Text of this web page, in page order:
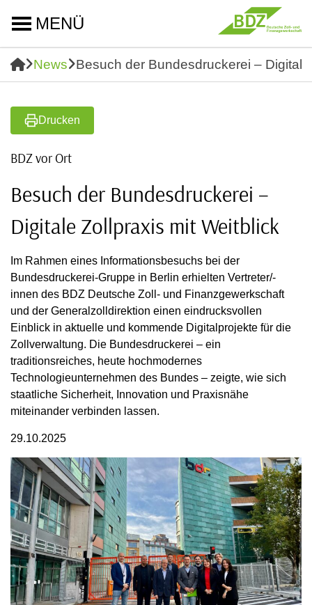
MENÜ
News Besuch der Bundesdruckerei –
Drucken
BDZ vor Ort
Besuch der Bundesdruckerei –
Digitale Zollpraxis mit Weitblick
Im Rahmen eines Informationsbesuchs bei der
Bundesdruckerei-Gruppe in Berlin erhielten Vertreter/-
innen des BDZ Deutsche Zoll- und Finanzgewerkschaft
und der Generalzolldirektion einen eindrucksvollen
Einblick in aktuelle und kommende Digitalprojekte für die
Zollverwaltung. Die Bundesdruckerei – ein
traditionsreiches, heute hochmodernes
Technologieunternehmen des Bundes – zeigte, wie sich
staatliche Sicherheit, Innovation und Praxisnähe
miteinander verbinden lassen.
29.10.2025